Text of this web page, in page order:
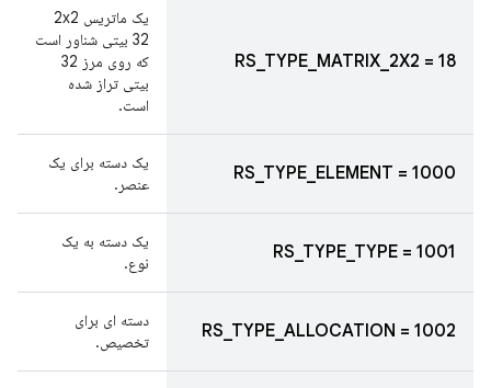
RS_TYPE_MATRIX_2X2 = 18
یک ماتریس 2x2
32 بیتی شناور است
که روی مرز 32
بیتی تراز شده
است.
RS_TYPE_ELEMENT = 1000
یک دسته برای یک
عنصر.
RS_TYPE_TYPE = 1001
یک دسته به یک
نوع.
RS_TYPE_ALLOCATION = 1002
دسته ای برای
تخصیص.